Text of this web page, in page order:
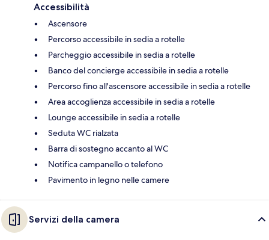
Accessibilità
Ascensore
Percorso accessibile in sedia a rotelle
Parcheggio accessibile in sedia a rotelle
Banco del concierge accessibile in sedia a rotelle
Percorso fino all'ascensore accessibile in sedia a rotelle
Area accoglienza accessibile in sedia a rotelle
Lounge accessibile in sedia a rotelle
Seduta WC rialzata
Barra di sostegno accanto al WC
Notifica campanello o telefono
Pavimento in legno nelle camere
Servizi della camera